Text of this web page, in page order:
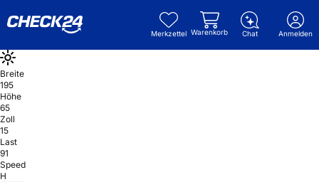
Merkzettel Warenkorb Chat Anmelden
Breite
195
Höhe
65
Zoll
15
Last
91
Speed
H